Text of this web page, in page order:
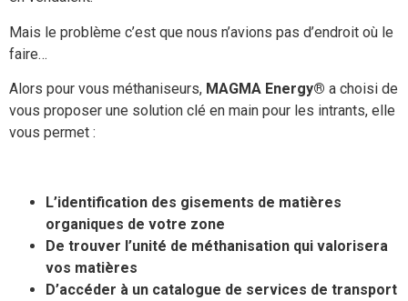
Mais le problème c’est que nous n’avions pas d’endroit où le
faire…
Alors pour vous méthaniseurs, MAGMA Energy® a choisi de
vous proposer une solution clé en main pour les intrants, elle
vous permet :
L’identification des gisements de matières
organiques de votre zone
De trouver l’unité de méthanisation qui valorisera
vos matières
D’accéder à un catalogue de services de transport